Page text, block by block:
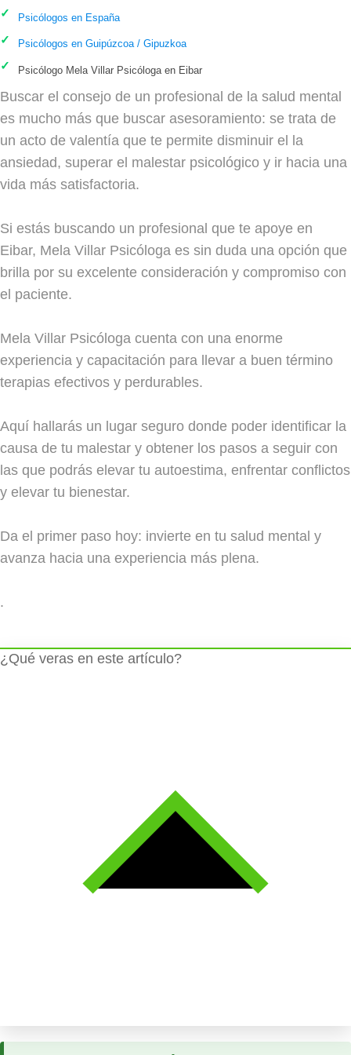
Psicólogos en España
Psicólogos en Guipúzcoa / Gipuzkoa
Psicólogo Mela Villar Psicóloga en Eibar
Buscar el consejo de un profesional de la salud mental
es mucho más que buscar asesoramiento: se trata de
un acto de valentía que te permite disminuir el la
ansiedad, superar el malestar psicológico y ir hacia una
vida más satisfactoria.
Si estás buscando un profesional que te apoye en
Eibar, Mela Villar Psicóloga es sin duda una opción que
brilla por su excelente consideración y compromiso con
el paciente.
Mela Villar Psicóloga cuenta con una enorme
experiencia y capacitación para llevar a buen término
terapias efectivos y perdurables.
Aquí hallarás un lugar seguro donde poder identificar la
causa de tu malestar y obtener los pasos a seguir con
las que podrás elevar tu autoestima, enfrentar conflictos
y elevar tu bienestar.
Da el primer paso hoy: invierte en tu salud mental y
avanza hacia una experiencia más plena.
.
¿Qué veras en este artículo?